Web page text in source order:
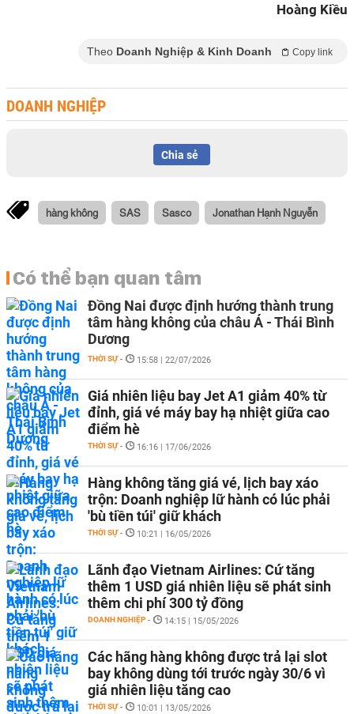
Hoàng Kiều
Theo Doanh Nghiệp & Kinh Doanh Copy link
DOANH NGHIỆP
Chia sẻ
hàng không SAS Sasco Jonathan Hạnh Nguyễn
Có thể bạn quan tâm
Đồng Nai được định hướng thành trung
tâm hàng không của châu Á - Thái Bình
Dương
THỜI SỰ - 15:58 | 22/07/2026
Giá nhiên liệu bay Jet A1 giảm 40% từ
đỉnh, giá vé máy bay hạ nhiệt giữa cao
điểm hè
THỜI SỰ - 16:16 | 17/06/2026
Hàng không tăng giá vé, lịch bay xáo
trộn: Doanh nghiệp lữ hành có lúc phải
'bù tiền túi' giữ khách
THỜI SỰ - 10:21 | 16/05/2026
Lãnh đạo Vietnam Airlines: Cứ tăng
thêm 1 USD giá nhiên liệu sẽ phát sinh
thêm chi phí 300 tỷ đồng
DOANH NGHIỆP - 14:15 | 15/05/2026
Các hãng hàng không được trả lại slot
bay không dùng tới trước ngày 30/6 vì
giá nhiên liệu tăng cao
THỜI SỰ - 10:01 | 13/05/2026